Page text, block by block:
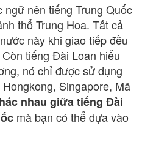
nên tiếng Trung Quốc
thổ Trung Hoa. Tất cả
này khi giao tiếp đều
tiếng Đài Loan hiểu
nó chỉ được sử dụng
Singapore, Mã
nhau giữa tiếng Đài
mà bạn có thể dựa vào